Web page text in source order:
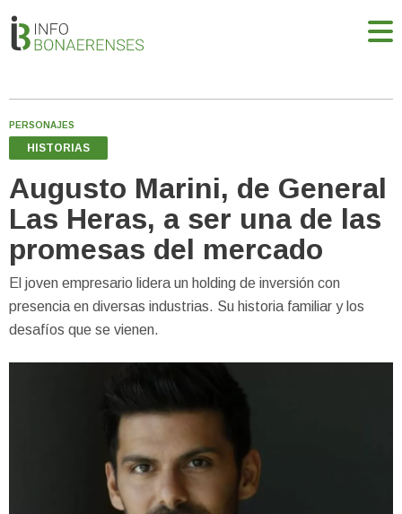
PERSONAJES
HISTORIAS
Augusto Marini, de General
Las Heras, a ser una de las
promesas del mercado
El joven empresario lidera un holding de inversión con
presencia en diversas industrias. Su historia familiar y los
desafíos que se vienen.